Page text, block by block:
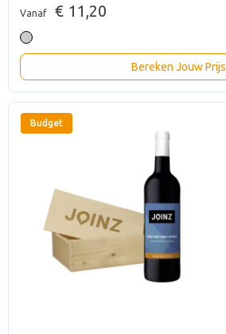
Vanaf € 11,20
Bereken Jouw Prijs
Budget